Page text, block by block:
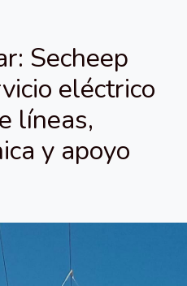
Secheep
eléctrico
líneas,
y apoyo